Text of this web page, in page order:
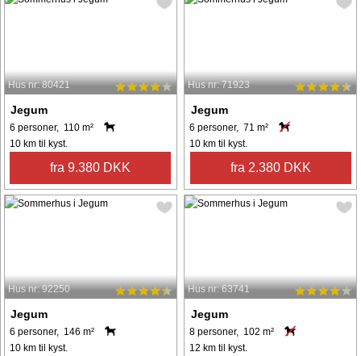
Hus nr: 80421
Jegum
6 personer, 110 m²
10 km til kyst.
fra 9.380 DKK
Hus nr: 71923
Jegum
6 personer, 71 m²
10 km til kyst.
fra 2.380 DKK
Hus nr: 92250
Jegum
6 personer, 146 m²
10 km til kyst.
Hus nr: 63741
Jegum
8 personer, 102 m²
12 km til kyst.